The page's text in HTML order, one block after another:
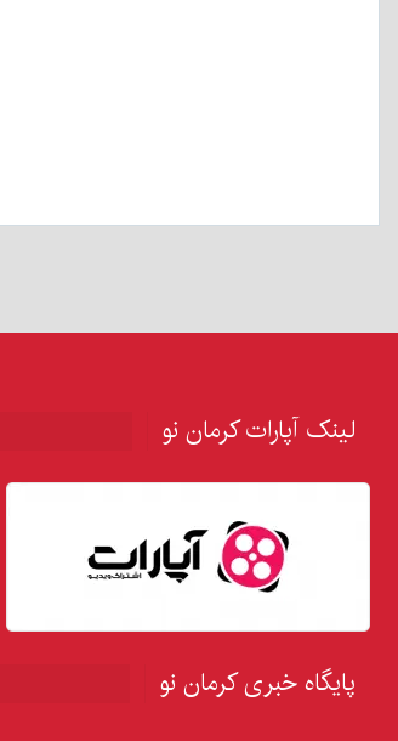
لینک آپارات کرمان نو
پایگاه خبری کرمان نو